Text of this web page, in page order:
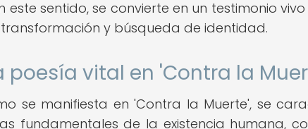
este sentido, se convierte en un testimonio
y búsqueda de identidad.
poesía vital en 'Contra la
se manifiesta en 'Contra la Muerte', se
fundamentales de la existencia humana,